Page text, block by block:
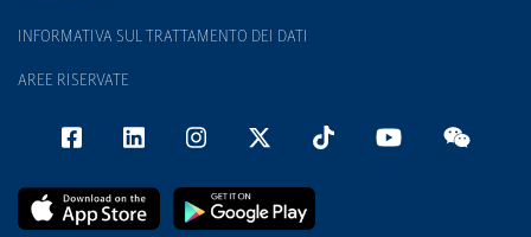
INFORMATIVA SUL TRATTAMENTO DEI DATI
AREE RISERVATE